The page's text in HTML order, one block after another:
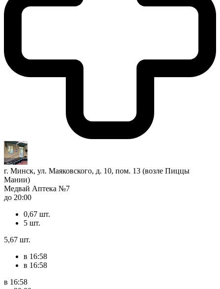
г. Минск, ул. Маяковского, д. 10, пом. 13 (возле Пиццы
Мании)
Медвай Аптека №7
до 20:00
0,67 шт.
5 шт.
5,67 шт.
в 16:58
в 16:58
в 16:58